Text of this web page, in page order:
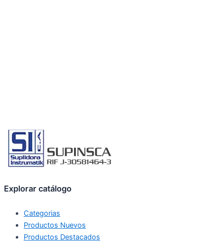
Explorar catálogo
Categorias
Productos Nuevos
Productos Destacados